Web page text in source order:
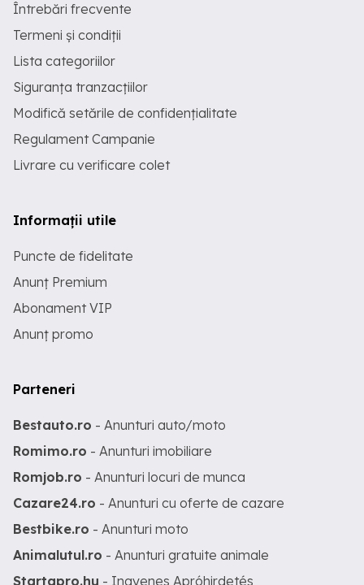
Întrebări frecvente
Termeni și condiții
Lista categoriilor
Siguranța tranzacțiilor
Modifică setările de confidențialitate
Regulament Campanie
Livrare cu verificare colet
Informații utile
Puncte de fidelitate
Anunț Premium
Abonament VIP
Anunț promo
Parteneri
Bestauto.ro - Anunturi auto/moto
Romimo.ro - Anunturi imobiliare
Romjob.ro - Anunturi locuri de munca
Cazare24.ro - Anunturi cu oferte de cazare
Bestbike.ro - Anunturi moto
Animalutul.ro - Anunturi gratuite animale
Startapro.hu - Ingyenes Apróhirdetés